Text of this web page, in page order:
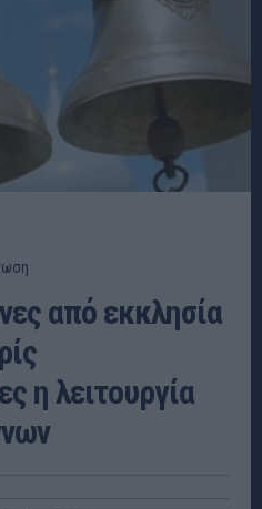
από εκκλησία
η λειτουργία